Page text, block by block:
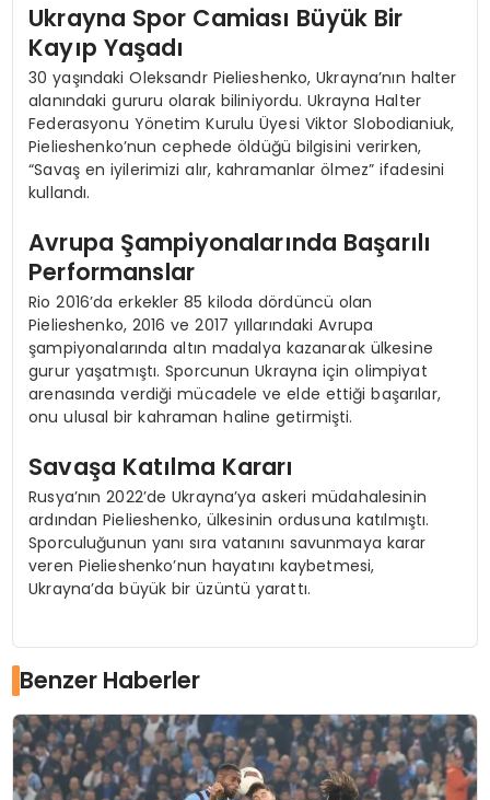
Ukrayna Spor Camiası Büyük Bir
Kayıp Yaşadı
30 yaşındaki Oleksandr Pielieshenko, Ukrayna’nın halter
alanındaki gururu olarak biliniyordu. Ukrayna Halter
Federasyonu Yönetim Kurulu Üyesi Viktor Slobodianiuk,
Pielieshenko’nun cephede öldüğü bilgisini verirken,
“Savaş en iyilerimizi alır, kahramanlar ölmez” ifadesini
kullandı.
Avrupa Şampiyonalarında Başarılı
Performanslar
Rio 2016’da erkekler 85 kiloda dördüncü olan
Pielieshenko, 2016 ve 2017 yıllarındaki Avrupa
şampiyonalarında altın madalya kazanarak ülkesine
gurur yaşatmıştı. Sporcunun Ukrayna için olimpiyat
arenasında verdiği mücadele ve elde ettiği başarılar,
onu ulusal bir kahraman haline getirmişti.
Savaşa Katılma Kararı
Rusya’nın 2022’de Ukrayna’ya askeri müdahalesinin
ardından Pielieshenko, ülkesinin ordusuna katılmıştı.
Sporculuğunun yanı sıra vatanını savunmaya karar
veren Pielieshenko’nun hayatını kaybetmesi,
Ukrayna’da büyük bir üzüntü yarattı.
Benzer Haberler